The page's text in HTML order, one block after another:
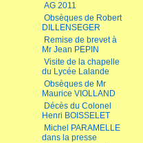
AG 2011
Obsèques de Robert
DILLENSEGER
Remise de brevet à
Mr Jean PEPIN
Visite de la chapelle
du Lycée Lalande
Obsèques de Mr
Maurice VIOLLAND
Décès du Colonel
Henri BOISSELET
Michel PARAMELLE
dans la presse